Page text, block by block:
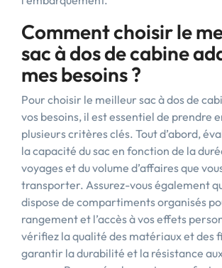
Comment choisir le
sac à dos de cabine
mes besoins ?
Pour choisir le meilleur sac à dos de
vos besoins, il est essentiel de prendre
plusieurs critères clés. Tout d’abord,
la capacité du sac en fonction de la
voyages et du volume d’affaires que
transporter. Assurez-vous également
dispose de compartiments organisés
rangement et l’accès à vos effets
vérifiez la qualité des matériaux et des
garantir la durabilité et la résistance